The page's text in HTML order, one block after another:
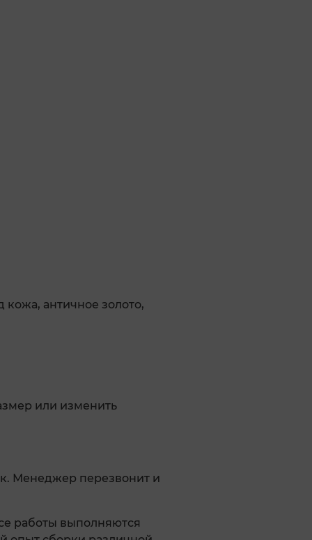
античное золото,
или изменить
Менеджер перезвонит и
работы выполняются